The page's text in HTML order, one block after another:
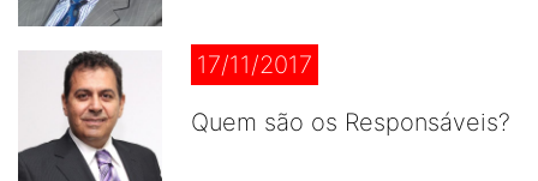
17/11/2017
Quem são os Responsáveis?